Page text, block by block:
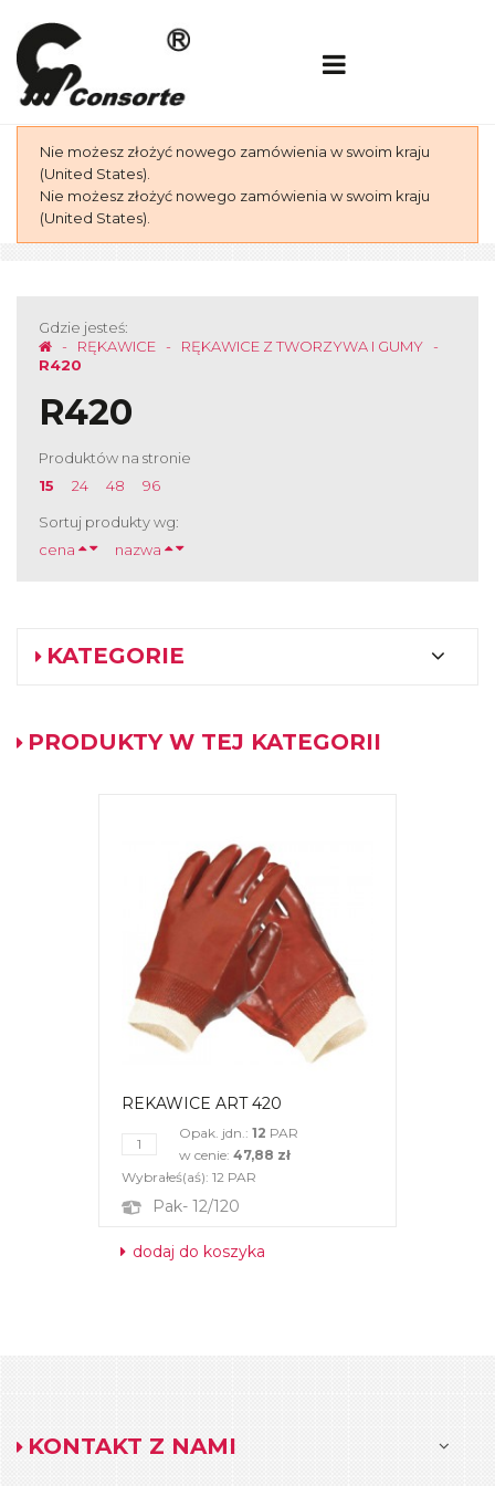
Nie możesz złożyć nowego zamówienia w swoim kraju
(United States).
Nie możesz złożyć nowego zamówienia w swoim kraju
(United States).
Gdzie jesteś:
RĘKAWICE
RĘKAWICE Z TWORZYWA I GUMY
R420
R420
Produktów na stronie
15
24 48 96
Sortuj produkty wg:
cena
nazwa
KATEGORIE
PRODUKTY W TEJ KATEGORII
REKAWICE ART 420
Opak. jdn.: 12 PAR
w cenie: 47,88 zł
Wybrałeś(aś): 12 PAR
Pak- 12/120
dodaj do koszyka
KONTAKT Z NAMI